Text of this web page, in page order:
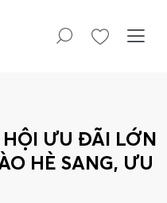
HỘI ƯU ĐÃI LỚN
HÈ SANG, ƯU